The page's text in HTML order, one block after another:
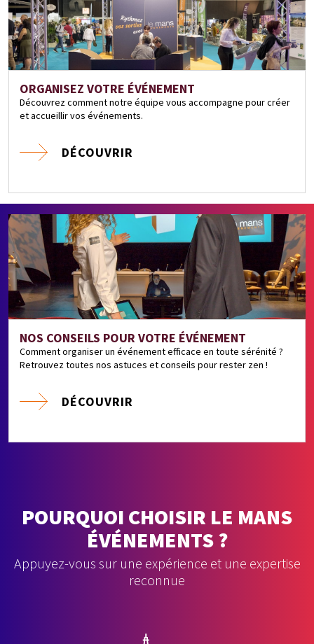
ORGANISEZ VOTRE ÉVÉNEMENT
Découvrez comment notre équipe vous accompagne pour créer
et accueillir vos événements.
DÉCOUVRIR
NOS CONSEILS POUR VOTRE ÉVÉNEMENT
Comment organiser un événement efficace en toute sérénité ?
Retrouvez toutes nos astuces et conseils pour rester zen !
DÉCOUVRIR
POURQUOI CHOISIR LE MANS
ÉVÉNEMENTS ?
Appuyez-vous sur une expérience et une expertise
reconnue